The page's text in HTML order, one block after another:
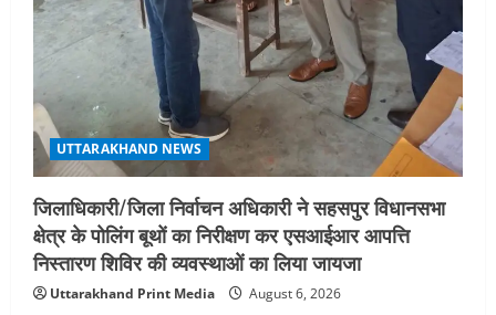
UTTARAKHAND NEWS
जिलाधिकारी/जिला निर्वाचन अधिकारी ने सहसपुर विधानसभा
क्षेत्र के पोलिंग बूथों का निरीक्षण कर एसआईआर आपत्ति
निस्तारण शिविर की व्यवस्थाओं का लिया जायजा
Uttarakhand Print Media August 6, 2026